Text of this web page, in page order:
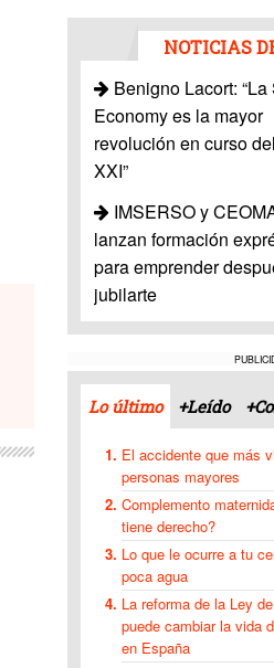
NOTICIAS
Benigno Lacort:
Economy es la mayor
revolución en curso
XXI”
IMSERSO y
lanzan formación
para emprender
jubilarte
Lo último +Leído
El accidente que más
personas mayores
Complemento
tiene derecho?
Lo que le ocurre a tu
poca agua
La reforma de la Ley
puede cambiar la vida
en España